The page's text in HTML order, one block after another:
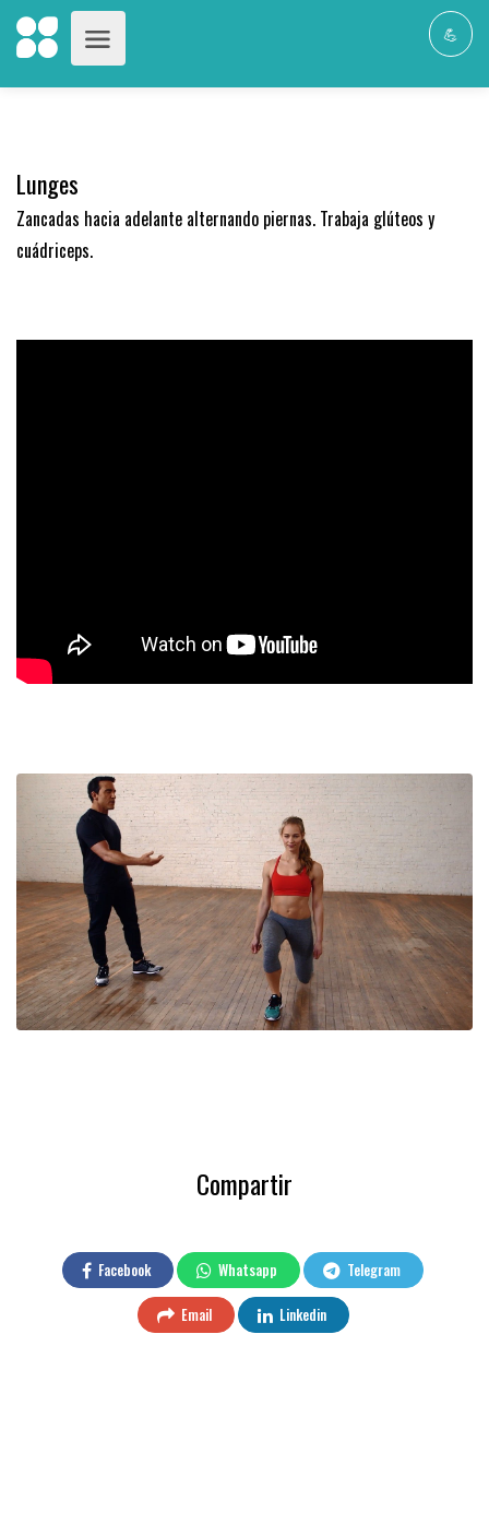
💪
Lunges
Zancadas hacia adelante alternando piernas. Trabaja glúteos y
cuádriceps.
Compartir
Facebook Whatsapp Telegram
Email Linkedin